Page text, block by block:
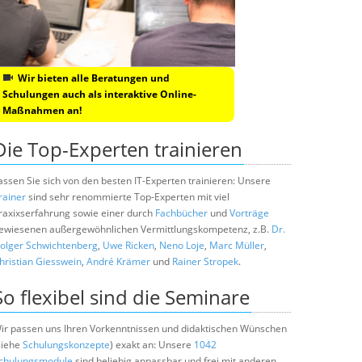
Wir bieten alle Beratungen und
Schulungen auch als interaktive Online-
Maßnahmen an!
Top-Experten trainieren
Sie sich von den besten IT-Experten trainieren: Unsere
sind sehr renommierte Top-Experten mit viel
sowie einer durch Fachbücher undVorträge
außergewöhnlichen Vermittlungskompetenz, z.B. Dr.
Schwichtenberg, Uwe Ricken, Neno Loje, Marc Müller,
Giesswein, André Krämer und Rainer Stropek.
flexibel sind die Seminare
passen uns Ihren Vorkenntnissen und didaktischen Wünschen
Schulungskonzepte) exakt an: Unsere 1042